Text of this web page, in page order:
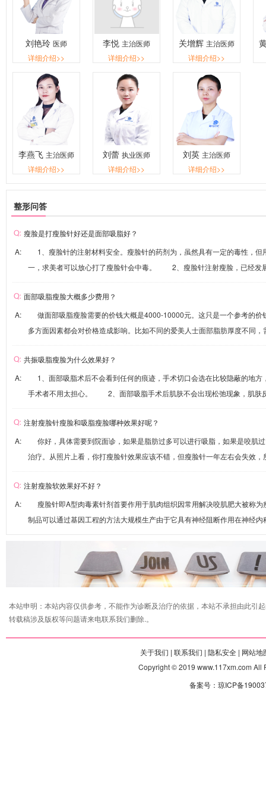
刘艳玲 医师
详细介绍>>
李悦 主治医师
详细介绍>>
关增辉 主治医师
详细介绍>>
李燕飞 主治医师
详细介绍>>
刘蕾 执业医师
详细介绍>>
刘英 主治医师
详细介绍>>
整形问答
瘦脸是打瘦脸针好还是面部吸脂好？
A: 1、瘦脸针的注射材料安全。瘦脸针的药剂为，虽然具有一定的毒性，但
一，求美者可以放心打了瘦脸针会中毒。 2、瘦脸针注射瘦脸，已经发
面部吸脂瘦脸大概多少费用？
A: 做面部吸脂瘦脸需要的价钱大概是4000-10000元。这只是一个参考的价
多方面因素都会对价格造成影响。比如不同的爱美人士面部脂肪厚度不同，
共振吸脂瘦脸为什么效果好？
A: 1、面部吸脂术后不会看到任何的痕迹，手术切口会选在比较隐蔽的地方
手术者不用太担心。 2、面部吸脂手术后肌肤不会出现松弛现象，肌肤
注射瘦脸针瘦脸和吸脂瘦脸哪种效果好呢？
A: 你好，具体需要到院面诊，如果是脂肪过多可以进行吸脂，如果是咬肌过
治疗。从照片上看，你打瘦脸针效果应该不错，但瘦脸针一年左右会失效，
注射瘦脸软效果好不好？
A: 瘦脸针即A型肉毒素针剂首要作用于肌肉组织因常用解决咬肌肥大被称为
制品可以通过基因工程的方法大规模生产由于它具有神经阻断作用在神经内
本站申明：本站内容仅供参考，不能作为诊断及治疗的依据，本站不承担由此引
转载稿涉及版权等问题请来电联系我们删除.。
关于我们 | 联系我们 | 隐私安全 | 网站地
Copyright © 2019 www.117xm.com All
备案号：琼ICP备